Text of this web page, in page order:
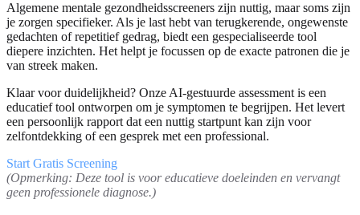
Algemene mentale gezondheidsscreeners zijn nuttig, maar soms zijn
je zorgen specifieker. Als je last hebt van terugkerende, ongewenste
gedachten of repetitief gedrag, biedt een gespecialiseerde tool
diepere inzichten. Het helpt je focussen op de exacte patronen die je
van streek maken.
Klaar voor duidelijkheid? Onze AI-gestuurde assessment is een
educatief tool ontworpen om je symptomen te begrijpen. Het levert
een persoonlijk rapport dat een nuttig startpunt kan zijn voor
zelfontdekking of een gesprek met een professional.
Start Gratis Screening
(Opmerking: Deze tool is voor educatieve doeleinden en vervangt
geen professionele diagnose.)